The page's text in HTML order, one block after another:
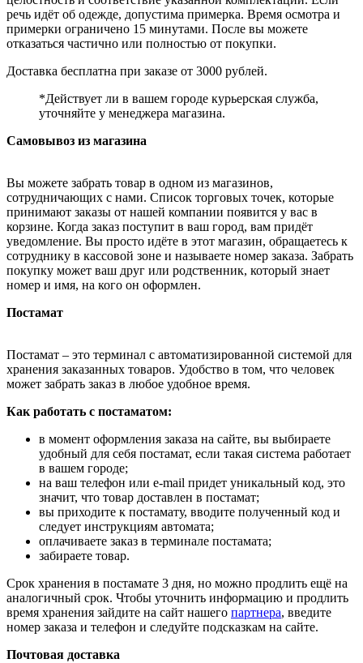
речь идёт об одежде, допустима примерка. Время осмотра и
примерки ограничено 15 минутами. После вы можете
отказаться частично или полностью от покупки.
Доставка бесплатна при заказе от 3000 рублей.
*Действует ли в вашем городе курьерская служба,
уточняйте у менеджера магазина.
Самовывоз из магазина
Вы можете забрать товар в одном из магазинов,
сотрудничающих с нами. Список торговых точек, которые
принимают заказы от нашей компании появится у вас в
корзине. Когда заказ поступит в ваш город, вам придёт
уведомление. Вы просто идёте в этот магазин, обращаетесь к
сотруднику в кассовой зоне и называете номер заказа. Забрать
покупку может ваш друг или родственник, который знает
номер и имя, на кого он оформлен.
Постамат
Постамат – это терминал с автоматизированной системой для
хранения заказанных товаров. Удобство в том, что человек
может забрать заказ в любое удобное время.
Как работать с постаматом:
в момент оформления заказа на сайте, вы выбираете
удобный для себя постамат, если такая система работает
в вашем городе;
на ваш телефон или e-mail придет уникальный код, это
значит, что товар доставлен в постамат;
вы приходите к постамату, вводите полученный код и
следует инструкциям автомата;
оплачиваете заказ в терминале постамата;
забираете товар.
Срок хранения в постамате 3 дня, но можно продлить ещё на
аналогичный срок. Чтобы уточнить информацию и продлить
время хранения зайдите на сайт нашего партнера, введите
номер заказа и телефон и следуйте подсказкам на сайте.
Почтовая доставка